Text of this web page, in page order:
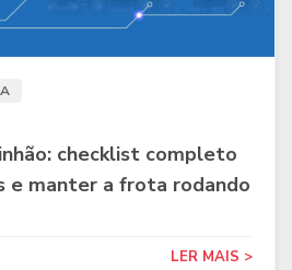
checklist completo
e manter a frota rodando
LER MAIS >